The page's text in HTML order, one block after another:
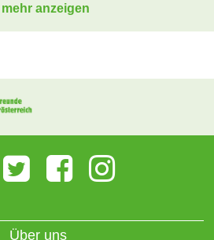
mehr anzeigen
Über uns